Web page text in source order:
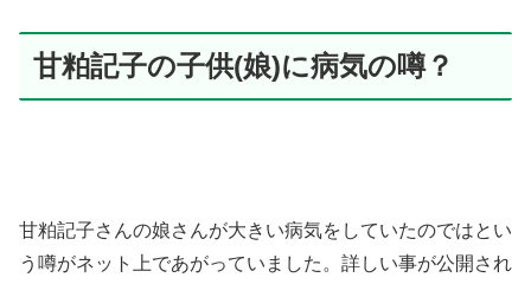
甘粕記子の子供(娘)に病気の噂？
甘粕記子さんの娘さんが大きい病気をしていたのではとい
う噂がネット上であがっていました。詳しい事が公開され